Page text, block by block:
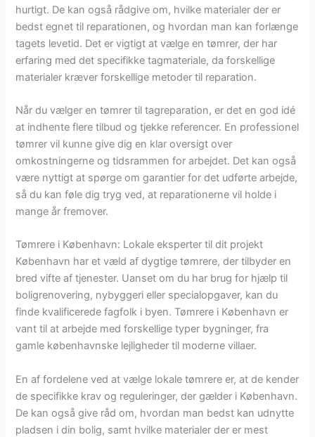
hurtigt. De kan også rådgive om, hvilke materialer der er
bedst egnet til reparationen, og hvordan man kan forlænge
tagets levetid. Det er vigtigt at vælge en tømrer, der har
erfaring med det specifikke tagmateriale, da forskellige
materialer kræver forskellige metoder til reparation.
Når du vælger en tømrer til tagreparation, er det en god idé
at indhente flere tilbud og tjekke referencer. En professionel
tømrer vil kunne give dig en klar oversigt over
omkostningerne og tidsrammen for arbejdet. Det kan også
være nyttigt at spørge om garantier for det udførte arbejde,
så du kan føle dig tryg ved, at reparationerne vil holde i
mange år fremover.
Tømrere i København: Lokale eksperter til dit projekt
København har et væld af dygtige tømrere, der tilbyder en
bred vifte af tjenester. Uanset om du har brug for hjælp til
boligrenovering, nybyggeri eller specialopgaver, kan du
finde kvalificerede fagfolk i byen. Tømrere i København er
vant til at arbejde med forskellige typer bygninger, fra
gamle københavnske lejligheder til moderne villaer.
En af fordelene ved at vælge lokale tømrere er, at de kender
de specifikke krav og reguleringer, der gælder i København.
De kan også give råd om, hvordan man bedst kan udnytte
pladsen i din bolig, samt hvilke materialer der er mest